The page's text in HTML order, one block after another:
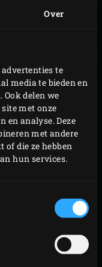
Over
te
media te bieden en
delen we
met onze
en analyse. Deze
met andere
of die ze hebben
hun services.